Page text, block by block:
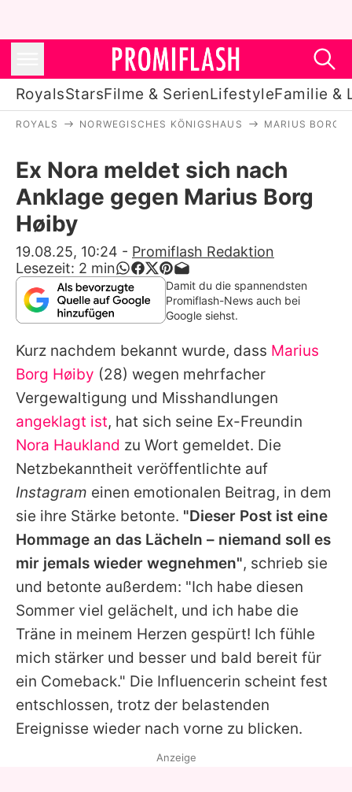
RoyalsStarsFilme & SerienLifestyleFamilie &
Stars
Filme & Serien
Lifestyle
Familie & Liebe
Promiflash Exklusiv
Alle Themen auf Promiflash
Jobs
App runterladen
Team
Redaktionelle Richtlinien
Impressum
Datenschutzerklärung
Utiq verwalten
ROYALS NORWEGISCHES KÖNIGSHAUS MARIUS BORG
Ex Nora meldet sich nach
Anklage gegen Marius Borg
Høiby
19.08.25, 10:24 - Promiflash Redaktion
Lesezeit: 2 min
Damit du die spannendsten
Promiflash-News auch bei
Google siehst.
Kurz nachdem bekannt wurde, dass Marius
Borg Høiby (28) wegen mehrfacher
Vergewaltigung und Misshandlungen
angeklagt ist, hat sich seine Ex-Freundin
Nora Haukland zu Wort gemeldet. Die
Netzbekanntheit veröffentlichte auf
Instagram einen emotionalen Beitrag, in dem
sie ihre Stärke betonte. "Dieser Post ist eine
Hommage an das Lächeln – niemand soll es
mir jemals wieder wegnehmen", schrieb sie
und betonte außerdem: "Ich habe diesen
Sommer viel gelächelt, und ich habe die
Träne in meinem Herzen gespürt! Ich fühle
mich stärker und besser und bald bereit für
ein Comeback." Die Influencerin scheint fest
entschlossen, trotz der belastenden
Ereignisse wieder nach vorne zu blicken.
Anzeige